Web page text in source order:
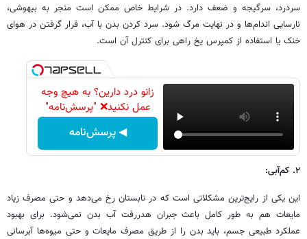
سردرد، سرگیجه و ضعف دارد. در شرایط خاص ممکن است منجر به بیهوشی،
نارسایی اندام‌ها و در نهایت مرگ شود. سرد کردن بدن با آب، قرار گرفتن در هوای
خنک یا استفاده از کمپرس یخ راهی برای کنترل آن است.
زانو درد دارین؟ به هیچ وجه
عمل نکنید❌ "پرسش‌نامه"
◀ پرسش‌نامه
۲. کم‌آبی:
این یکی از رایج‌ترین مشکلاتی است که در تابستان رخ می‌دهد و حتی مصرف زیاد
مایعات هم به طور کامل باعث جبران هدررفت آب بدن نمی‌شود. برای بهبود
عملکرد طبیعی جسم، باید بدن را از طریق مصرف مایعات و حتی میوه‌ها آبرسانی